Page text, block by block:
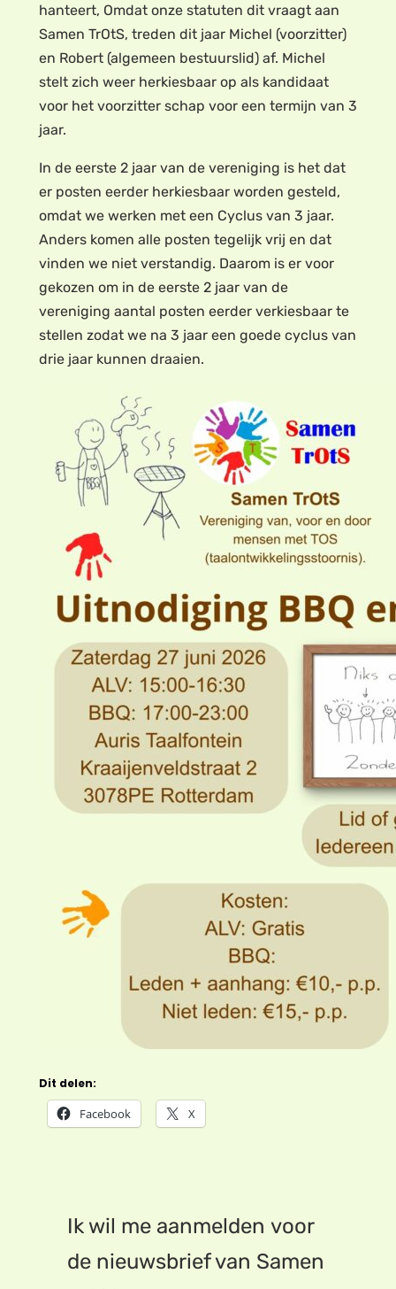
hanteert, Omdat onze statuten dit vraagt aan
Samen TrOtS, treden dit jaar Michel (voorzitter)
en Robert (algemeen bestuurslid) af. Michel
stelt zich weer herkiesbaar op als kandidaat
voor het voorzitter schap voor een termijn van 3
jaar.
In de eerste 2 jaar van de vereniging is het dat
er posten eerder herkiesbaar worden gesteld,
omdat we werken met een Cyclus van 3 jaar.
Anders komen alle posten tegelijk vrij en dat
vinden we niet verstandig. Daarom is er voor
gekozen om in de eerste 2 jaar van de
vereniging aantal posten eerder verkiesbaar te
stellen zodat we na 3 jaar een goede cyclus van
drie jaar kunnen draaien.
Dit delen:
Facebook X
Ik wil me aanmelden voor
de nieuwsbrief van Samen